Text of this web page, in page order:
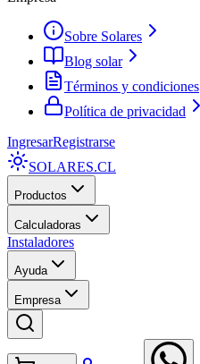
Sobre Solares
Blog solar
Términos y condiciones
Política de privacidad
IngresarRegistrarse
SOLARES.CL
Productos
Calculadoras
Instaladores
Ayuda
Empresa